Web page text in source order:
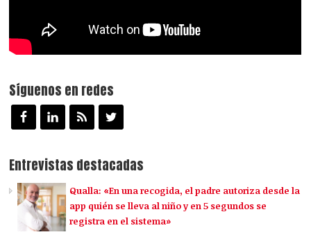
Síguenos en redes
Entrevistas destacadas
Qualla: «En una recogida, el padre autoriza desde la
app quién se lleva al niño y en 5 segundos se
registra en el sistema»